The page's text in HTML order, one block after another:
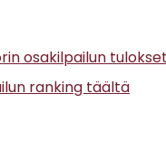
osakilpailun
ranking täältä